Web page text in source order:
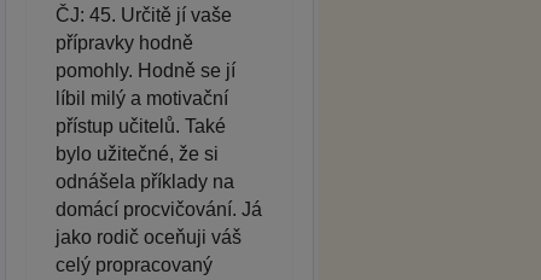
ČJ: 45. Určitě jí vaše
přípravky hodně
pomohly. Hodně se jí
líbil milý a motivační
přístup učitelů. Také
bylo užitečné, že si
odnášela příklady na
domácí procvičování. Já
jako rodič oceňuji váš
celý propracovaný